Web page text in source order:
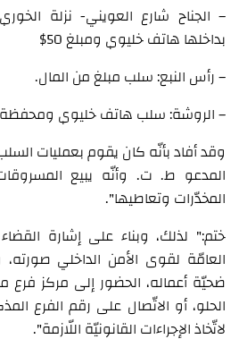
– الجناح شارع العويني- نزلة
بداخلها هاتف خليوي ومبلغ 50$
– رأس النبع: سلب مبلغ من المال.
– الروشة: سلب هاتف خليوي ومحفظة
وقد أفاد بأنّه كان يقوم بعمليات السلب
المدعو ط. ت. وأنّه يبيع
المخدّرات وتعاطيها".
ختم:" لذلك، وبناء على إشارة
العامّة لقوى الأمن الداخلي
ضحيّة أعماله، الحضور إلى مركز
لاتّخاذ الإجراءات القانونيّة اللّازمة".